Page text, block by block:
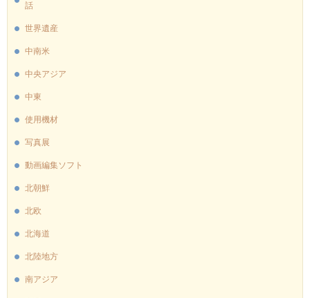
話
世界遺産
中南米
中央アジア
中東
使用機材
写真展
動画編集ソフト
北朝鮮
北欧
北海道
北陸地方
南アジア